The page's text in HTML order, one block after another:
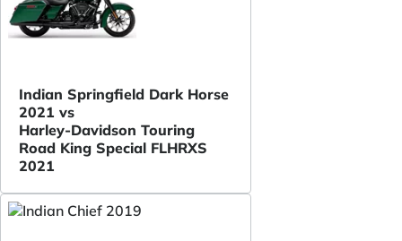
Indian Springfield Dark Horse
2021 vs
Harley-Davidson Touring
Road King Special FLHRXS
2021